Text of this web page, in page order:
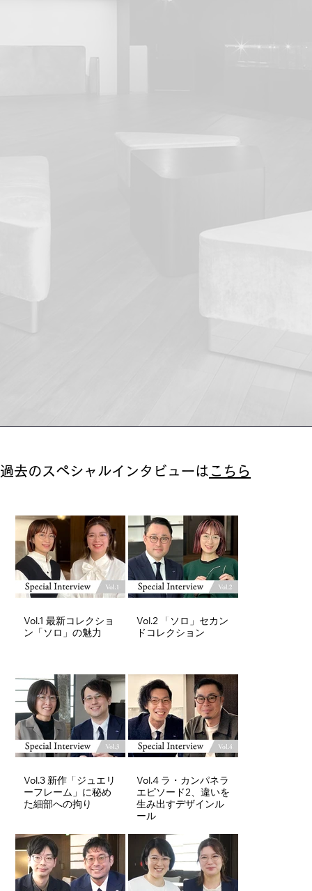
過去のスペシャルインタビューは こちら
Vol.1 最新コレクショ
ン「ソロ」の魅力
Vol.2 「ソロ」セカン
ドコレクション
Vol.3 新作「ジュエリ
ーフレーム」に秘め
た細部への拘り
Vol.4 ラ・カンパネラ
エピソード2、違いを
生み出すデザインル
ール